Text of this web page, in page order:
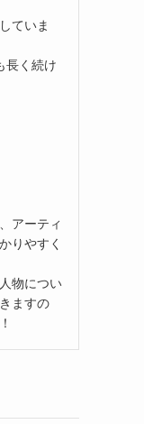
ていま
長く続け
アーティ
りやすく
物につい
ますの